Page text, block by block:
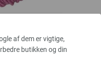
af dem er vigtige,
butikken og din
Melange